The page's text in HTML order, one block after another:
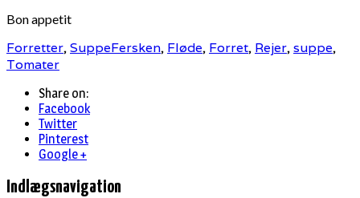
Bon appetit
Forretter,SuppeFersken, Fløde, Forret, Rejer,suppe,
Tomater
Share on:
Facebook
Twitter
Pinterest
Google +
Indlægsnavigation